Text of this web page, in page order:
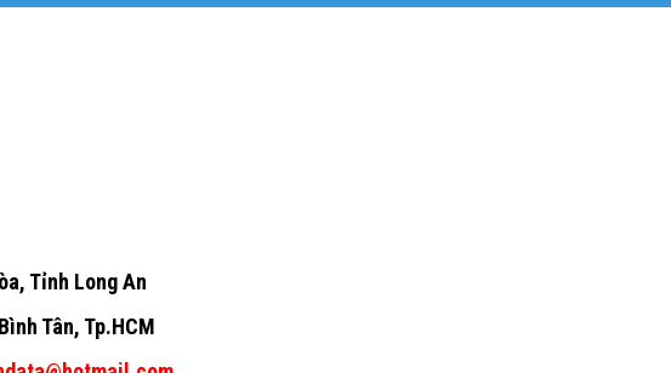
Tỉnh Long An
Tân, Tp.HCM